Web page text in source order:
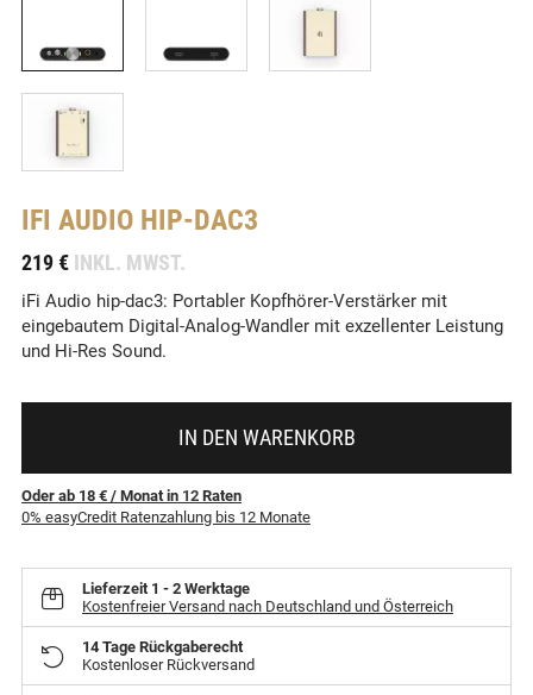
IFI AUDIO HIP-DAC3
219 € INKL. MWST.
iFi Audio hip-dac3: Portabler Kopfhörer-Verstärker mit
eingebautem Digital-Analog-Wandler mit exzellenter Leistung
und Hi-Res Sound.
IN DEN WARENKORB
Oder ab 18 € / Monatin 12 Raten
0% easyCredit Ratenzahlung bis 12 Monate
Lieferzeit 1 - 2 Werktage
Kostenfreier Versand nach Deutschland und Österreich
14 Tage Rückgaberecht
Kostenloser Rückversand